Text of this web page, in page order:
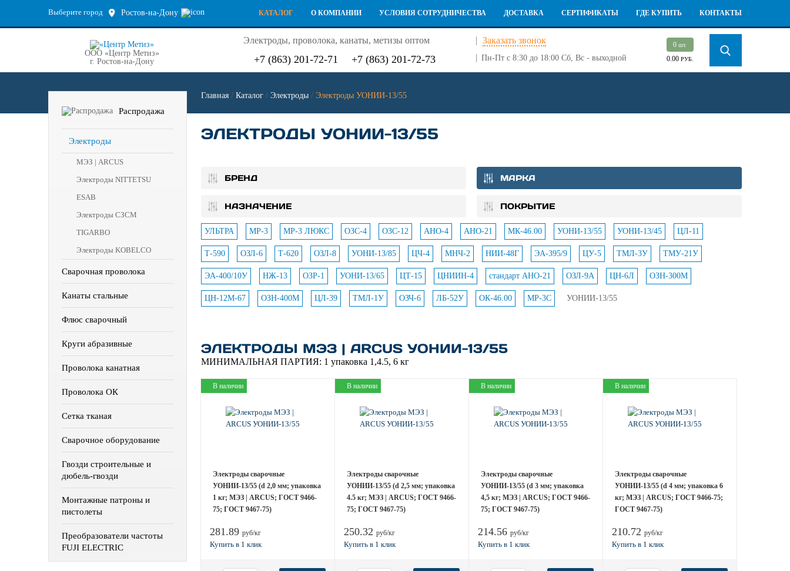
Выберите город Ростов-на-Дону КАТАЛОГ О КОМПАНИИ УСЛОВИЯ СОТРУДНИЧЕСТВА ДОСТАВКА СЕРТИФИКАТЫ ГДЕ КУПИТЬ КОНТАКТЫ
ООО «Центр Метиз»
г. Ростов-на-Дону
Электроды, проволока, канаты, метизы оптом Заказать звонок
+7 (863) 201-72-71 +7 (863) 201-72-73 Пн-Пт с 8:30 до 18:00 Сб, Вс - выходной
0шт.
0.00 РУБ.
Распродажа
Электроды
МЭЗ | ARCUS
Электроды NITTETSU
ESAB
Электроды СЗСМ
TIGARBO
Электроды KOBELCO
Сварочная проволока
Канаты стальные
Флюс сварочный
Круги абразивные
Проволока канатная
Проволока ОК
Сетка тканая
Сварочное оборудование
Гвозди строительные и
дюбель-гвозди
Монтажные патроны и
пистолеты
Преобразователи частоты
FUJI ELECTRIC
Главная / Каталог / Электроды / Электроды УОНИИ-13/55
ЭЛЕКТРОДЫ УОНИИ-13/55
БРЕНД МАРКА
НАЗНАЧЕНИЕ ПОКРЫТИЕ
УЛЬТРА МР-3 МР-3 ЛЮКС ОЗС-4 ОЗС-12 АНО-4 АНО-21 МК-46.00 УОНИ-13/55 УОНИ-13/45 ЦЛ-11
Т-590 ОЗЛ-6 Т-620 ОЗЛ-8 УОНИ-13/85 ЦЧ-4 МНЧ-2 НИИ-48Г ЭА-395/9 ЦУ-5 ТМЛ-3У ТМУ-21У
ЭА-400/10У НЖ-13 ОЗР-1 УОНИ-13/65 ЦТ-15 ЦНИИН-4 стандарт АНО-21 ОЗЛ-9А ЦН-6Л ОЗН-300М
ЦН-12М-67 ОЗН-400М ЦЛ-39 ТМЛ-1У ОЗЧ-6 ЛБ-52У ОК-46.00 МР-3С УОНИИ-13/55
ЭЛЕКТРОДЫ МЭЗ | ARCUS УОНИИ-13/55
МИНИМАЛЬНАЯ ПАРТИЯ: 1 упаковка 1,4.5, 6 кг
В наличии
Электроды сварочные
УОНИИ-13/55 (d 2,0 мм; упаковка
1 кг; МЭЗ | ARCUS; ГОСТ 9466-
75; ГОСТ 9467-75)
281.89 руб/кг
В наличии
Электроды сварочные
УОНИИ-13/55 (d 2,5 мм; упаковка
4.5 кг; МЭЗ | ARCUS; ГОСТ 9466-
75; ГОСТ 9467-75)
250.32 руб/кг
В наличии
Электроды сварочные
УОНИИ-13/55 (d 3 мм; упаковка
4,5 кг; МЭЗ | ARCUS; ГОСТ 9466-
75; ГОСТ 9467-75)
214.56 руб/кг
В наличии
Электроды сварочные
УОНИИ-13/55 (d 4 мм; упаковка 6
кг; МЭЗ | ARCUS; ГОСТ 9466-75;
ГОСТ 9467-75)
210.72 руб/кг